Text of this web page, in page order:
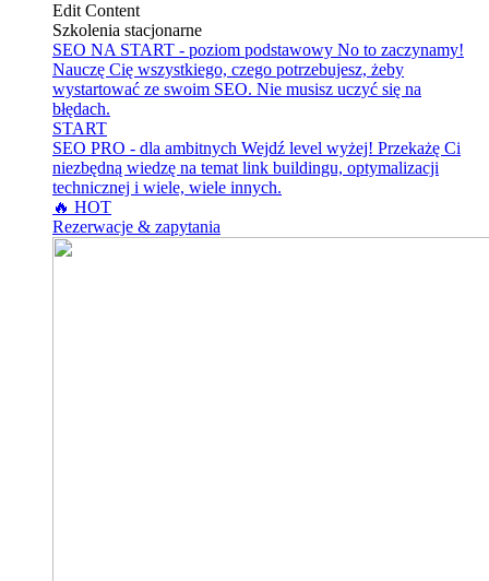
Edit Content
Szkolenia stacjonarne
SEO NA START - poziom podstawowy No to zaczynamy!
Nauczę Cię wszystkiego, czego potrzebujesz, żeby
wystartować ze swoim SEO. Nie musisz uczyć się na
błędach.
START
SEO PRO - dla ambitnych Wejdź level wyżej! Przekażę Ci
niezbędną wiedzę na temat link buildingu, optymalizacji
technicznej i wiele, wiele innych.
🔥 HOT
Rezerwacje & zapytania